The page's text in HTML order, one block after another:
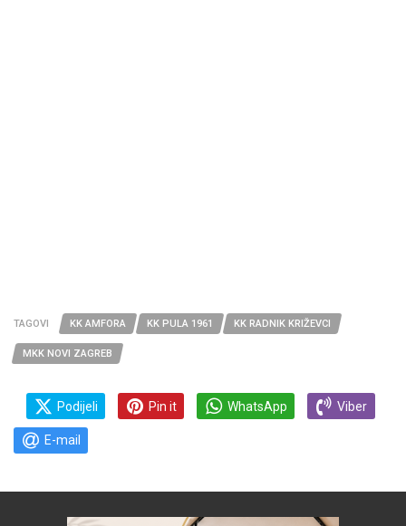
TAGOVI KK AMFORA KK PULA 1961 KK RADNIK KRIŽEVCI
MKK NOVI ZAGREB
Podijeli Pin it WhatsApp Viber
E-mail